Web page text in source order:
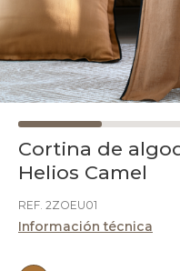
Cortina de
Helios Camel
REF. 2ZOEU01
Información técnica